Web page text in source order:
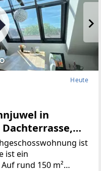
Heute
in
Räumeist
ist ein
rund 150 m²